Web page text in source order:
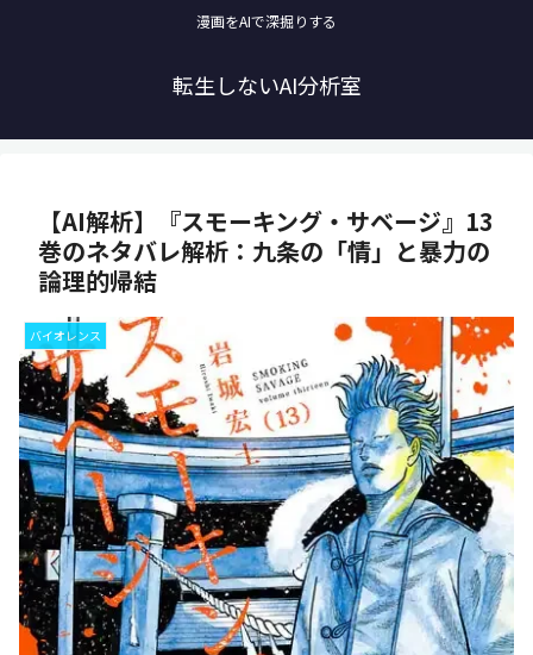
漫画をAIで深掘りする
転生しないAI分析室
【AI解析】『スモーキング・サベージ』13
巻のネタバレ解析：九条の「情」と暴力の
論理的帰結
バイオレンス